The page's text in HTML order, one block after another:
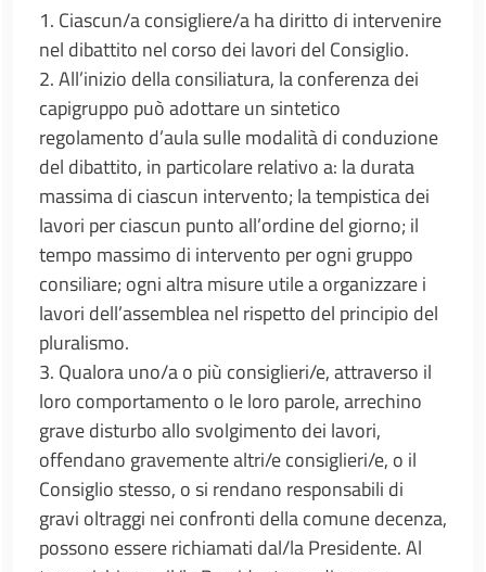
1. Ciascun/a consigliere/a ha diritto di intervenire
nel dibattito nel corso dei lavori del Consiglio.
2. All’inizio della consiliatura, la conferenza dei
capigruppo può adottare un sintetico
regolamento d’aula sulle modalità di conduzione
del dibattito, in particolare relativo a: la durata
massima di ciascun intervento; la tempistica dei
lavori per ciascun punto all’ordine del giorno; il
tempo massimo di intervento per ogni gruppo
consiliare; ogni altra misure utile a organizzare i
lavori dell’assemblea nel rispetto del principio del
pluralismo.
3. Qualora uno/a o più consiglieri/e, attraverso il
loro comportamento o le loro parole, arrechino
grave disturbo allo svolgimento dei lavori,
offendano gravemente altri/e consiglieri/e, o il
Consiglio stesso, o si rendano responsabili di
gravi oltraggi nei confronti della comune decenza,
possono essere richiamati dal/la Presidente. Al